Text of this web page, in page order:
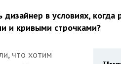
в условиях,
и кривыми строчками?
что хотим